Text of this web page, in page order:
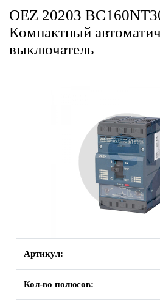
OEZ 20203
Компактный
выключатель
Артикул:
Кол-во полюсов: